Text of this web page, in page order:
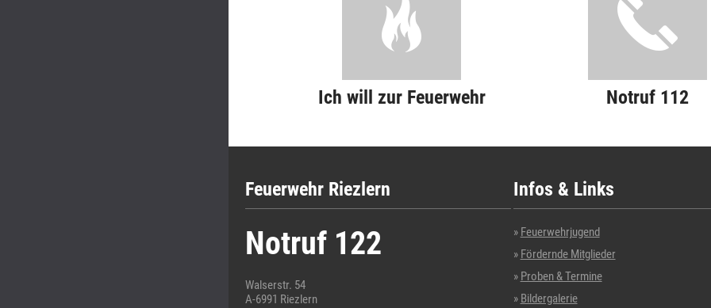
Ich will zur Feuerwehr Notruf 112
Feuerwehr Riezlern
Notruf 122
Walserstr. 54
A-6991 Riezlern
Infos & Links
Feuerwehrjugend
Fördernde Mitglieder
Proben & Termine
Bildergalerie